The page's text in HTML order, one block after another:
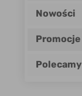
Nowości
Promocje
Polecamy